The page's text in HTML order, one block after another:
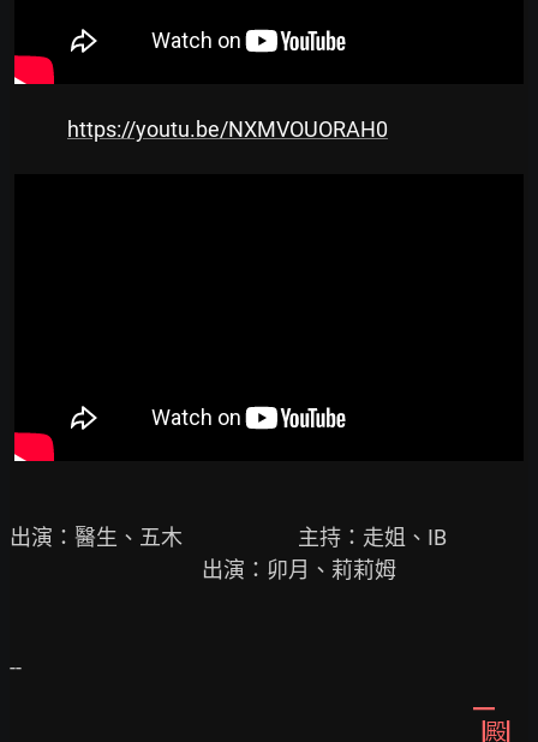
https://youtu.be/NXMVOUORAH0
出演：醫生、五木                        主持：走姐、IB
--
▕殿▏